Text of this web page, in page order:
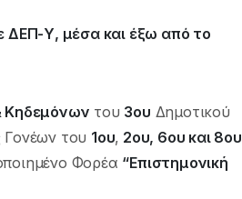
ΔΕΠ-Υ, μέσα και έξω από το
Κηδεμόνων του 3ου Δημοτικού
του 1ου, 2ου, 6ου και 8ου
Φορέα “Επιστημονική